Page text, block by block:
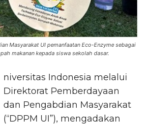
Masyarakat UI pemanfaatan Eco-Enzyme sebagai
makanan kepada siswa sekolah dasar.
niversitas Indonesia melalui
Direktorat Pemberdayaan
dan Pengabdian Masyarakat
(“DPPM UI”), mengadakan